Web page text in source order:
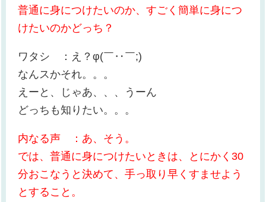
普通に身につけたいのか、すごく簡単に身につ
けたいのかどっち？
ワタシ ：え？φ(￣‥￣;)
なんスかそれ。。。
えーと、じゃあ、、、うーん
どっちも知りたい。。。
内なる声 ：あ、そう。
では、普通に身につけたいときは、とにかく30
分おこなうと決めて、手っ取り早くすませよう
とすること。